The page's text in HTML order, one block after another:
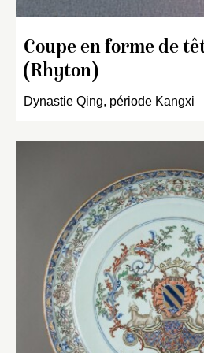
Coupe en forme de
(Rhyton)
Dynastie Qing, période Kangxi